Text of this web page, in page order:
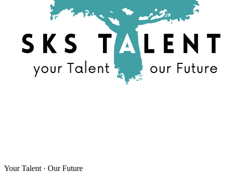
Your Talent · Our Future